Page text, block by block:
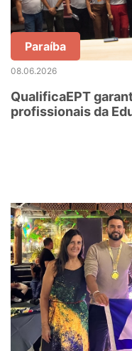
Paraíba
08.06.2026
QualificaEPT
profissionais da